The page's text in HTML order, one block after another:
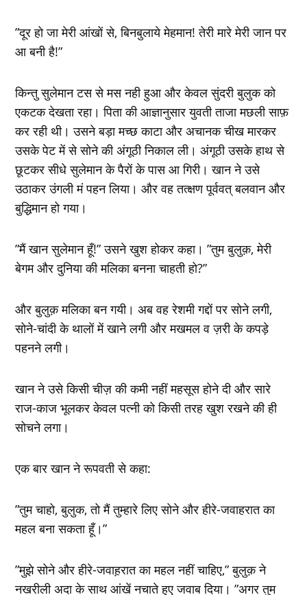
”दूर हो जा मेरी आंखों से, बिनबुलाये मेहमान! तेरी मारे मेरी जान पर
आ बनी है!”
किन्‍तु सुलेमान टस से मस नही हुआ और केवल सुंदरी बुलुक को
एकटक देखता रहा। पिता की आज्ञानुसार युवती ताजा मछली साफ़
कर रही थी। उसने बड़ा मच्‍छ काटा और अचानक चीख मारकर
उसके पेट में से सोने की अंगूठी निकाल ली। अंगूठी उसके हाथ से
छूटकर सीधे सुलेमान के पैरों के पास आ गिरी। खान ने उसे
उठाकर उंगली मं पहन लिया। और वह तत्‍क्षण पूर्ववत् बलवान और
बुद्धिमान हो गया।
”मैं खान सुलेमान हूँ!” उसने खुश होकर कहा। ”तुम बुलुक़, मेरी
बेगम और दुनिया की मलिका बनना चाहती हो?”
और बुलुक़ मलिका बन गयी। अब वह रेशमी गद्दों पर सोने लगी,
सोने-चांदी के थालों में खाने लगी और मखमल व ज़री के कपड़े
पहनने लगी।
खान ने उसे किसी चीज़ की कमी नहीं महसूस होने दी और सारे
राज-काज भूलकर केवल पत्नी को किसी तरह खुश रखने की ही
सोचने लगा।
एक बार खान ने रूपवती से कहा:
”तुम चाहो, बुलुक, तो मैं तुम्‍हारे लिए सोने और हीरे-जवाहरात का
महल बना सकता हूँ।”
”मुझे सोने और हीरे-जवाह़रात का महल नहीं चाहिए,” बुलुक़ ने
नखरीली अदा के साथ आंखें नचाते हुए जवाब दिया। ”अगर तुम